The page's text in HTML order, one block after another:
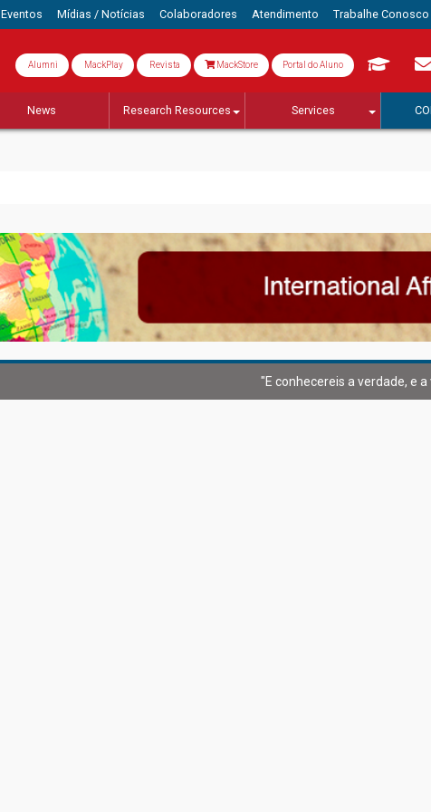
Eventos Mídias / Notícias Colaboradores Atendimento Trabalhe Conosco
Alumni MackPlay Revista MackStore Portal do Aluno
News Research Resources Services
"E conhecereis a verdade, e